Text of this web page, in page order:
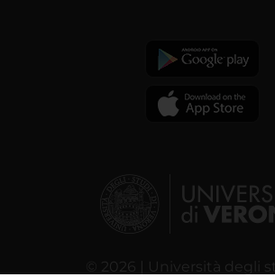
© 2026 | Università degli